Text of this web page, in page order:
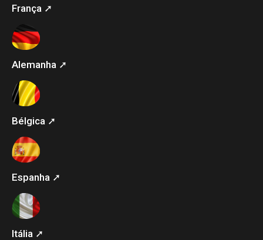
França ➚
Alemanha ➚
Bélgica ➚
Espanha ➚
Itália ➚